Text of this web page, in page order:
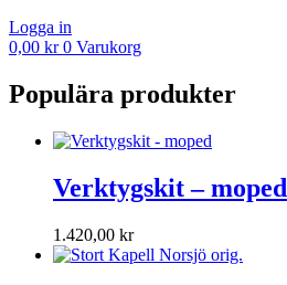
Logga in
0,00 kr 0 Varukorg
Populära produkter
Verktygskit – moped
1.420,00 kr